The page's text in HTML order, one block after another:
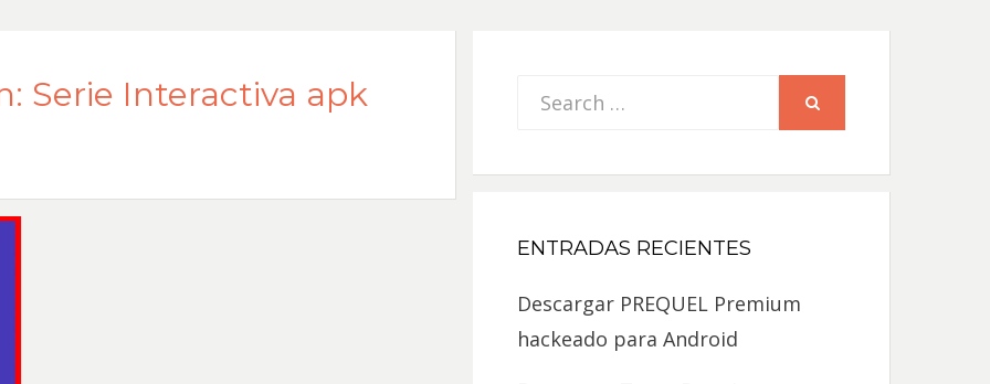
Serie Interactiva apk
Search
ENTRADAS RECIENTES
Descargar PREQUEL Premium
hackeado para Android